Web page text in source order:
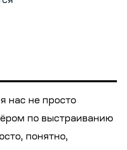
нас не просто
по выстраиванию
понятно,